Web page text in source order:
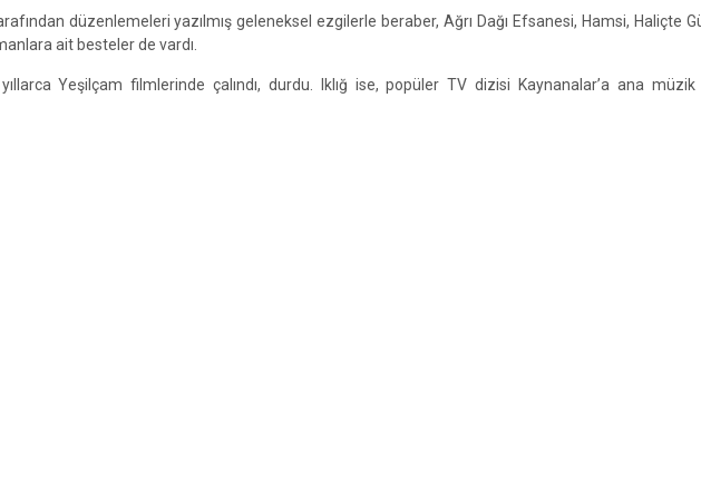
düzenlemeleri yazılmış geleneksel ezgilerle beraber, Ağrı Dağı Efsanesi, Hamsi, Haliçte
ait besteler de vardı.
Yeşilçam filmlerinde çalındı, durdu. Iklığ ise, popüler TV dizisi Kaynanalar’a ana müzik